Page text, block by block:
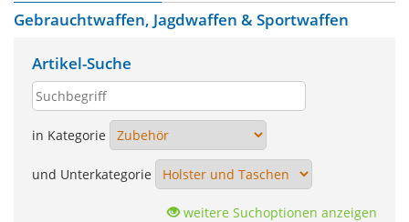
Gebrauchtwaffen, Jagdwaffen & Sportwaffen
Artikel-Suche
in Kategorie
und Unterkategorie
weitere Suchoptionen anzeigen